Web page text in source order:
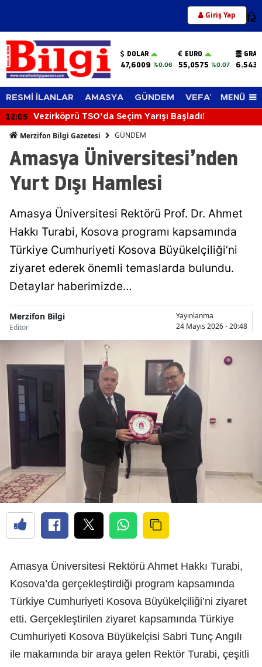
Giriş Yap 12
DOLAR
47,6009 %0.06
EURO
55,0575 %0.07
RESMİ İLANLAR AMASYA GÜNDEM VEFAT EDENLER
MENÜ
12:05 Vezirköprü TSO’da Seçim Yarışı Başladı!
Merzifon Bilgi Gazetesi GÜNDEM
Amasya Üniversitesi’nden
Yurt Dışı Hamlesi
Amasya Üniversitesi Rektörü Prof. Dr. Ahmet
Hakkı Turabi, Kosova programı kapsamında
Türkiye Cumhuriyeti Kosova Büyükelçiliği’ni
ziyaret ederek önemli temaslarda bulundu.
Detaylar haberimizde…
Merzifon Bilgi
Editör
Yayınlanma
24 Mayıs 2026 - 20:48
Amasya Üniversitesi Rektörü Ahmet Hakkı Turabi,
Kosova’da gerçekleştirdiği program kapsamında
Türkiye Cumhuriyeti Kosova Büyükelçiliği’ni ziyaret
etti. Gerçekleştirilen ziyaret kapsamında Türkiye
Cumhuriyeti Kosova Büyükelçisi Sabri Tunç Angılı
ile makamında bir araya gelen Rektör Turabi, çeşitli